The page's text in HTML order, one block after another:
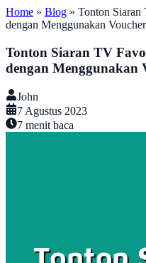
Home » Blog » Tonton Siaran
dengan Menggunakan
Tonton Siaran TV
dengan Menggunakan
John
7 Agustus 2023
7 menit baca